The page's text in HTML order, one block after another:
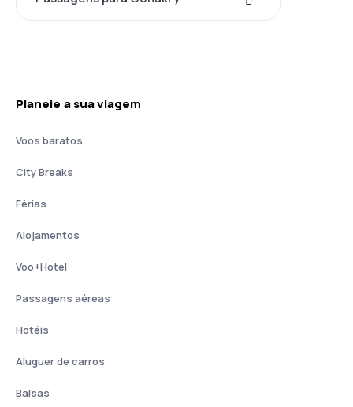
Planeie a sua viagem
Voos baratos
City Breaks
Férias
Alojamentos
Voo+Hotel
Passagens aéreas
Hotéis
Aluguer de carros
Balsas